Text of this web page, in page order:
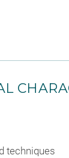
techniques